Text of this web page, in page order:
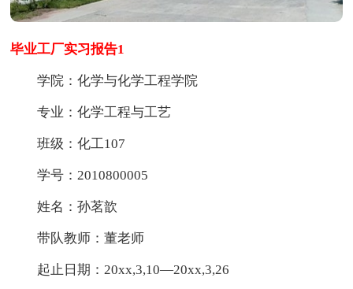
毕业工厂实习报告1
学院：化学与化学工程学院
专业：化学工程与工艺
班级：化工107
学号：2010800005
姓名：孙茗歆
带队教师：董老师
起止日期：20xx,3,10—20xx,3,26